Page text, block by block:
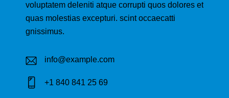
voluptatem deleniti atque corrupti quos dolores et
quas molestias excepturi. scint occaecatti
gnissimus.
E-
m
info@example.com
+1 840 841 25 69